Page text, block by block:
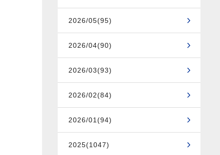
2026/05(95)
2026/04(90)
2026/03(93)
2026/02(84)
2026/01(94)
2025(1047)